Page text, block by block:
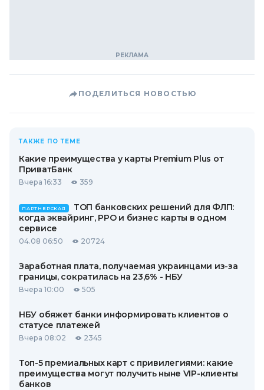
ПОДЕЛИТЬСЯ НОВОСТЬЮ
ТАКЖЕ ПО ТЕМЕ
Какие преимущества у карты Premium Plus от
ПриватБанк
Вчера 16:33 359
ПАРТНЕРСКАЯ
ТОП банковских решений для ФЛП:
когда эквайринг, РРО и бизнес карты в одном
сервисе
04.08 06:50 20724
Заработная плата, получаемая украинцами из-за
границы, сократилась на 23,6% - НБУ
Вчера 10:00 505
НБУ обяжет банки информировать клиентов о
статусе платежей
Вчера 08:02 2345
Топ-5 премиальных карт с привилегиями: какие
преимущества могут получить ныне VIP-клиенты
банков